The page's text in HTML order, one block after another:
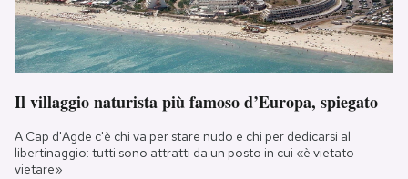
Il villaggio naturista più famoso d’Europa, spiegato
A Cap d'Agde c'è chi va per stare nudo e chi per dedicarsi al
libertinaggio: tutti sono attratti da un posto in cui «è vietato
vietare»